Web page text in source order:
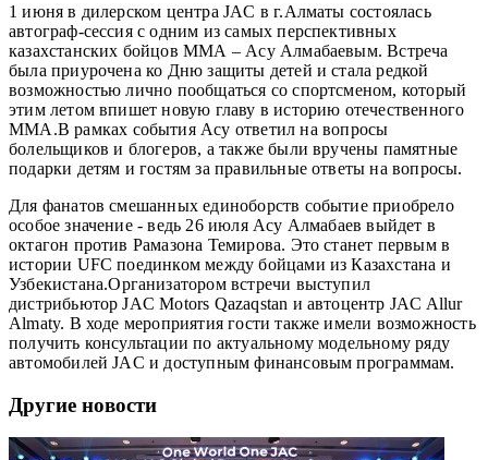
1 июня в дилерском центра JAC в г.Алматы состоялась
автограф-сессия с одним из самых перспективных
казахстанских бойцов ММА – Асу Алмабаевым. Встреча
была приурочена ко Дню защиты детей и стала редкой
возможностью лично пообщаться со спортсменом, который
этим летом впишет новую главу в историю отечественного
MMA.В рамках события Асу ответил на вопросы
болельщиков и блогеров, а также были вручены памятные
подарки детям и гостям за правильные ответы на вопросы.
Для фанатов смешанных единоборств событие приобрело
особое значение - ведь 26 июля Асу Алмабаев выйдет в
октагон против Рамазона Темирова. Это станет первым в
истории UFC поединком между бойцами из Казахстана и
Узбекистана.Организатором встречи выступил
дистрибьютор JAC Motors Qazaqstan и автоцентр JAC Allur
Almaty. В ходе мероприятия гости также имели возможность
получить консультации по актуальному модельному ряду
автомобилей JAC и доступным финансовым программам.
Другие новости